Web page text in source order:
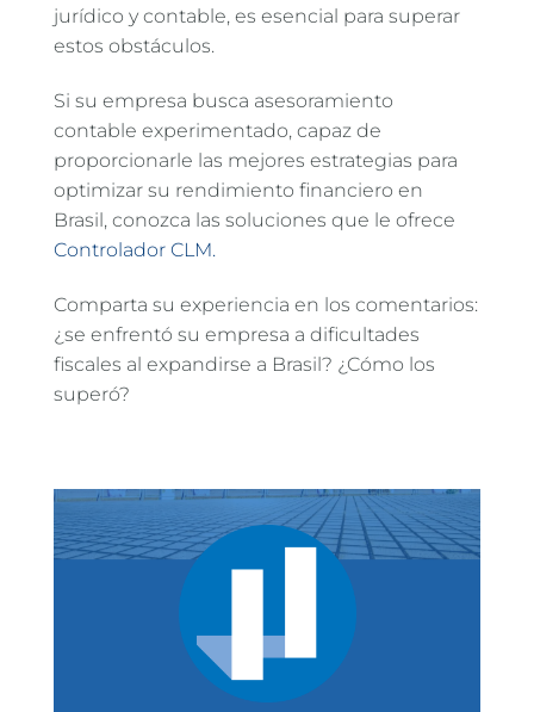
jurídico y contable, es esencial para superar
estos obstáculos.
Si su empresa busca asesoramiento
contable experimentado, capaz de
proporcionarle las mejores estrategias para
optimizar su rendimiento financiero en
Brasil, conozca las soluciones que le ofrece
Controlador CLM.
Comparta su experiencia en los comentarios:
¿se enfrentó su empresa a dificultades
fiscales al expandirse a Brasil? ¿Cómo los
superó?